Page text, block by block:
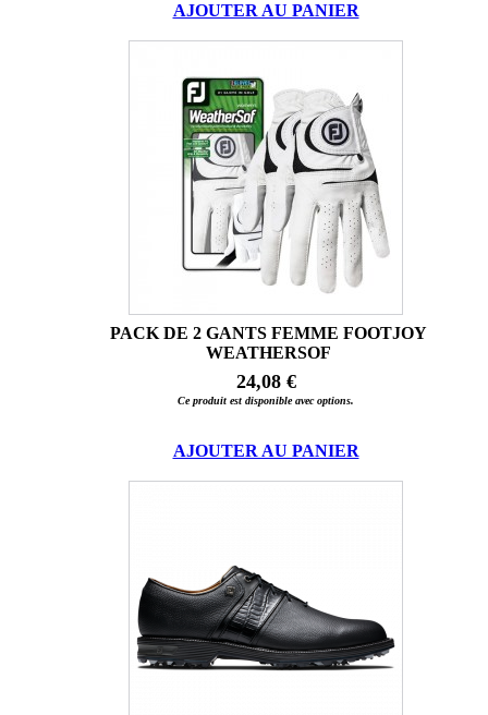
AJOUTER AU PANIER
PACK DE 2 GANTS FEMME FOOTJOY
WEATHERSOF
24,08 €
Ce produit est disponible avec options.
AJOUTER AU PANIER